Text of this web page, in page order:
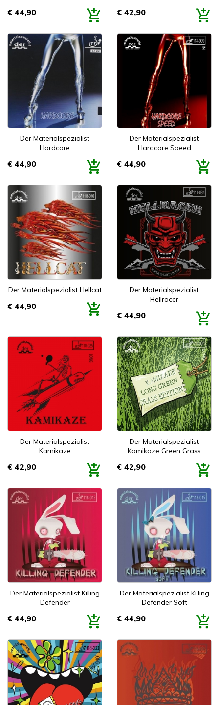
Prijs
€ 44,90 Prijs
€ 42,90
Der Materialspezialist
Hardcore
Prijs
€ 44,90
Der Materialspezialist
Hardcore Speed
Prijs
€ 44,90
Der Materialspezialist Hellcat
Prijs
€ 44,90
Der Materialspezialist
Hellracer
Prijs
€ 44,90
Der Materialspezialist
Kamikaze
Prijs
€ 42,90
Der Materialspezialist
Kamikaze Green Grass
Prijs
€ 42,90
Der Materialspezialist Killing
Defender
Prijs
€ 44,90
Der Materialspezialist Killing
Defender Soft
Prijs
€ 44,90